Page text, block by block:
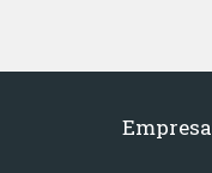
Empresa